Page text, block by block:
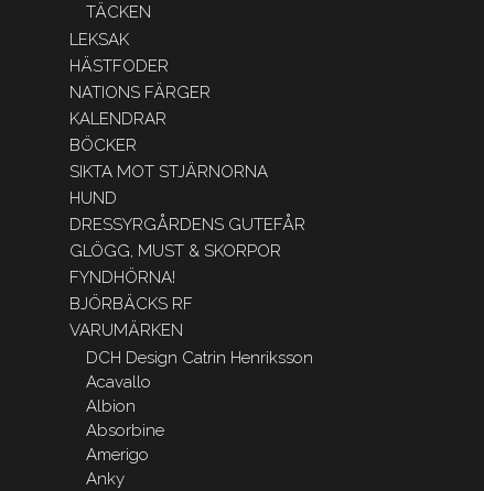
TÄCKEN
LEKSAK
HÄSTFODER
NATIONS FÄRGER
KALENDRAR
BÖCKER
SIKTA MOT STJÄRNORNA
HUND
DRESSYRGÅRDENS GUTEFÅR
GLÖGG, MUST & SKORPOR
FYNDHÖRNA!
BJÖRBÄCKS RF
VARUMÄRKEN
DCH Design Catrin Henriksson
Acavallo
Albion
Absorbine
Amerigo
Anky